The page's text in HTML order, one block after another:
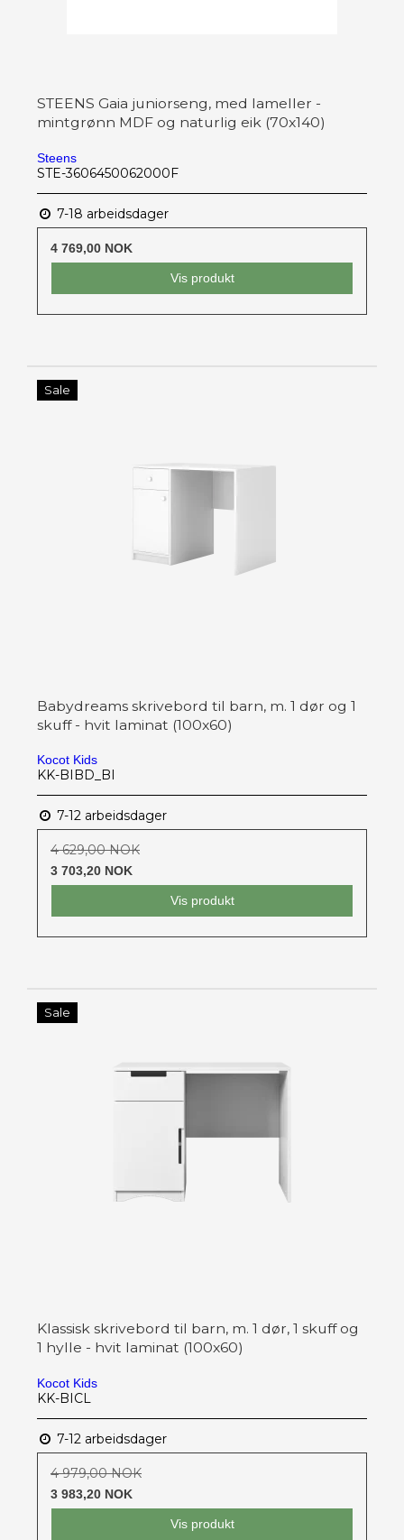
STEENS Gaia juniorseng, med lameller -
mintgrønn MDF og naturlig eik (70x140)
Steens
STE-3606450062000F
7-18 arbeidsdager
4 769,00 NOK
Vis produkt
Sale
Babydreams skrivebord til barn, m. 1 dør og 1
skuff - hvit laminat (100x60)
Kocot Kids
KK-BIBD_BI
7-12 arbeidsdager
4 629,00 NOK
3 703,20 NOK
Vis produkt
Sale
Klassisk skrivebord til barn, m. 1 dør, 1 skuff og
1 hylle - hvit laminat (100x60)
Kocot Kids
KK-BICL
7-12 arbeidsdager
4 979,00 NOK
3 983,20 NOK
Vis produkt